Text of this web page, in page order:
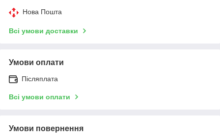
Нова Пошта
Всі умови доставки
Умови оплати
Післяплата
Всі умови оплати
Умови повернення